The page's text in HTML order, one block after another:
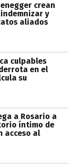
crean
y
aliados
culpables
en el
su
a Rosario a
íntimo de
acceso al